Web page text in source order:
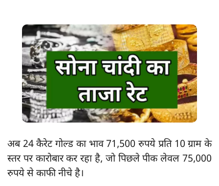
अब 24 कैरेट गोल्ड का भाव 71,500 रुपये प्रति 10 ग्राम के
स्तर पर कारोबार कर रहा है, जो पिछले पीक लेवल 75,000
रुपये से काफी नीचे है।